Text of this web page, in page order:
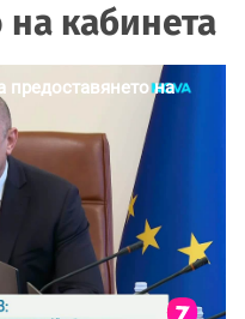
кабинета